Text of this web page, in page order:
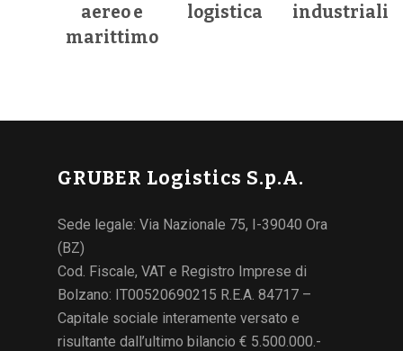
aereo e
marittimo
logistica
industriali
GRUBER Logistics S.p.A.
Sede legale: Via Nazionale 75, I-39040 Ora
(BZ)
Cod. Fiscale, VAT e Registro Imprese di
Bolzano: IT00520690215 R.E.A. 84717 –
Capitale sociale interamente versato e
risultante dall’ultimo bilancio € 5.500.000.-